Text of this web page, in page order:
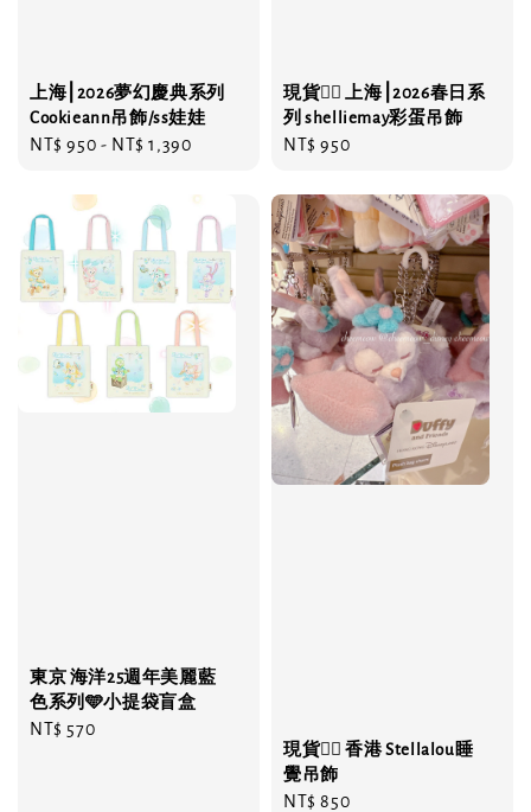
上海⎮2026夢幻慶典系列
Cookieann吊飾/ss娃娃
Regular
NT$ 950 - NT$ 1,390
現貨❤️‍🔥 上海⎮2026春日系
列 shelliemay彩蛋吊飾
Regular
NT$ 950
東京 海洋25週年美麗藍
色系列🩵小提袋盲盒
Regular
NT$ 570
現貨❤️‍🔥 香港 Stellalou睡
覺吊飾
Regular
NT$ 850